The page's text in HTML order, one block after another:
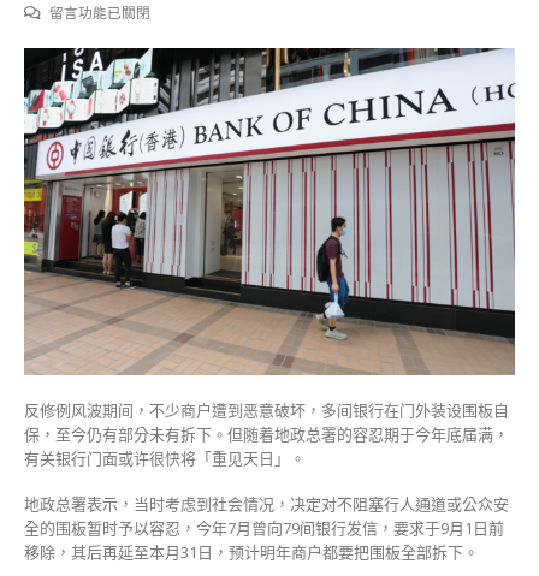
在
板
银
行
快
将
「重
见
天
日」
香
港
政
总
发
信
促
最
迟
除
夕
留言功能已關閉
反修例风波期间，不少商户遭到恶意破坏，多间银行在门外装设围板自
保，至今仍有部分未有拆下。但随着地政总署的容忍期于今年底届满，
有关银行门面或许很快将「重见天日」。
地政总署表示，当时考虑到社会情况，决定对不阻塞行人通道或公众安
全的围板暂时予以容忍，今年7月曾向79间银行发信，要求于9月1日前
移除，其后再延至本月31日，预计明年商户都要把围板全部拆下。